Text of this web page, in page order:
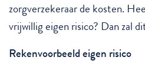
zorgverzekeraar de kosten.
vrijwillig eigen risico? Dan zal
Rekenvoorbeeld eigen risico